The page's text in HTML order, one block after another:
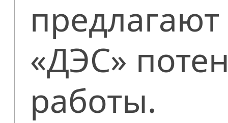
«ДЭС»
работы.